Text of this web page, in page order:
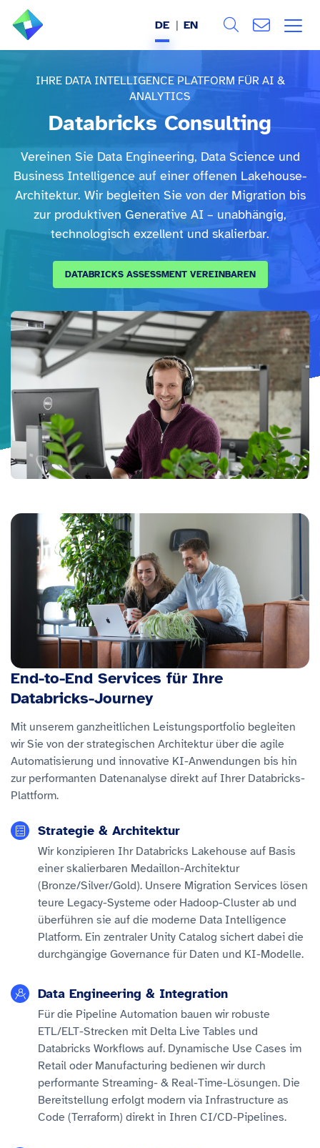
WISSEN & EVENTS
KARRIERE
DE EN
IHRE DATA INTELLIGENCE PLATFORM FÜR AI &
ANALYTICS
Databricks Consulting
Vereinen Sie Data Engineering, Data Science und
Business Intelligence auf einer offenen Lakehouse-
Architektur. Wir begleiten Sie von der Migration bis
zur produktiven Generative AI – unabhängig,
technologisch exzellent und skalierbar.
DATABRICKS ASSESSMENT VEREINBAREN
End-to-End Services für Ihre
Databricks-Journey
Mit unserem ganzheitlichen Leistungsportfolio begleiten
wir Sie von der strategischen Architektur über die agile
Automatisierung und innovative KI-Anwendungen bis hin
zur performanten Datenanalyse direkt auf Ihrer Databricks-
Plattform.
Strategie & Architektur
Wir konzipieren Ihr Databricks Lakehouse auf Basis
einer skalierbaren Medaillon-Architektur
(Bronze/Silver/Gold). Unsere Migration Services lösen
teure Legacy-Systeme oder Hadoop-Cluster ab und
überführen sie auf die moderne Data Intelligence
Platform. Ein zentraler Unity Catalog sichert dabei die
durchgängige Governance für Daten und KI-Modelle.
Data Engineering & Integration
Für die Pipeline Automation bauen wir robuste
ETL/ELT-Strecken mit Delta Live Tables und
Databricks Workflows auf. Dynamische Use Cases im
Retail oder Manufacturing bedienen wir durch
performante Streaming- & Real-Time-Lösungen. Die
Bereitstellung erfolgt modern via Infrastructure as
Code (Terraform) direkt in Ihren CI/CD-Pipelines.